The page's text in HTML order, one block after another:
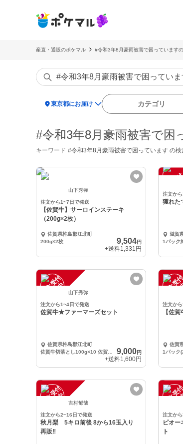
産直・通販のポケマル #令和3年8月豪雨被害で困っています
location_on東京都にお届け カテゴリ
#令和3年8月豪雨被害で困
キーワード #令和3年8月豪雨被害で困っています の検
山下秀弥
注文から1~7日で発送
【佐賀牛】サーロインステーキ
（200g×2枚）
佐賀県杵島郡江北町
200g×2枚
9,504円
+送料1,331円
注文か
獲れた
滋賀
1パック
注
文
受
付
停
止
中 山下秀弥
注文から1~4日で発送
佐賀牛★ファーマーズセット
佐賀県杵島郡江北町
9,000円
+送料1,600円
注文か
【佐
佐賀
1パック
注
文
受
付
停
止
中 吉村郁哉
注文から2~16日で発送
秋月梨 5キロ前後 8から16玉入り
再販‼️
注文か
ピオー
ト